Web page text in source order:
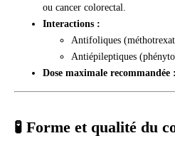
ou cancer colorectal.
Interactions :
Antifoliques
Antiépileptiques
Dose maximale recommandée :
🧪 Forme et qualité du